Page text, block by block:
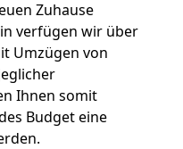
Zuhause
verfügen wir über
Umzügen von
Ihnen somit
Budget eine